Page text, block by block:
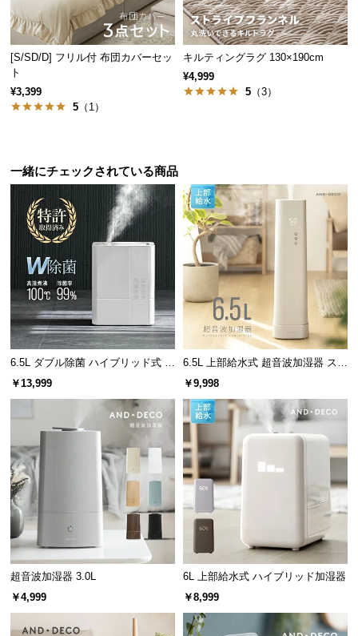
業
情
報
[S/SD/D] フリル付 布団カバーセッ
ト
¥3,399
5 （1）
キルティングラグ 130×190cm
¥4,999
5 （3）
一緒にチェックされている商品
6.5L ダブル除菌 ハイブリッド式 U
Vライト+ヒーター除菌機能付き
￥13,999
6.5L 上部給水式 超音波加湿器 ステ
ンレス振動子モデル
￥9,998
超音波加湿器 3.0L
￥4,999
6L 上部給水式 ハイブリッド加湿器
￥8,999